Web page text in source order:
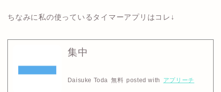
ちなみに私の使っているタイマーアプリはコレ↓
集中
Daisuke Toda 無料 posted with アプリーチ